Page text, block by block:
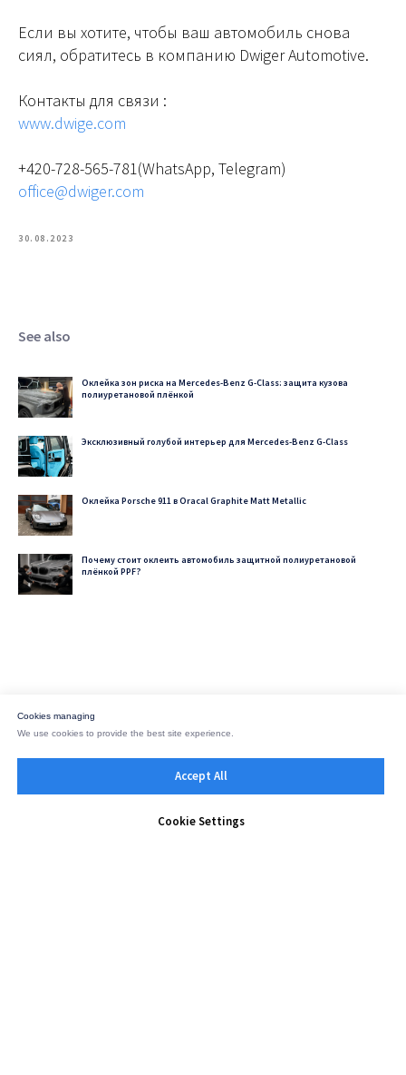
Если вы хотите, чтобы ваш автомобиль снова
сиял, обратитесь в компанию Dwiger Automotive.
Контакты для связи :
www.dwige.com
+420-728-565-781(WhatsApp, Telegram)
office@dwiger.com
30.08.2023
See also
Оклейка зон риска на Mercedes-Benz G-Class: защита кузова
полиуретановой плёнкой
Эксклюзивный голубой интерьер для Mercedes-Benz G-Class
Оклейка Porsche 911 в Oracal Graphite Matt Metallic
Почему стоит оклеить автомобиль защитной полиуретановой
плёнкой PPF?
Cookies managing
We use cookies to provide the best site experience.
Accept All
Cookie Settings